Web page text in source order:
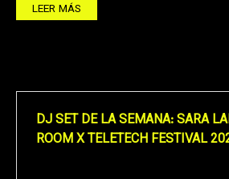
LEER MÁS
DJ SET DE LA SEMANA: SARA
ROOM X TELETECH FESTIVAL